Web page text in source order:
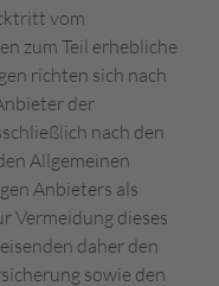
vom
zum Teil erhebliche
richten sich nach
der
nach den
Allgemeinen
Anbieters als
Vermeidung dieses
daher den
sowie den